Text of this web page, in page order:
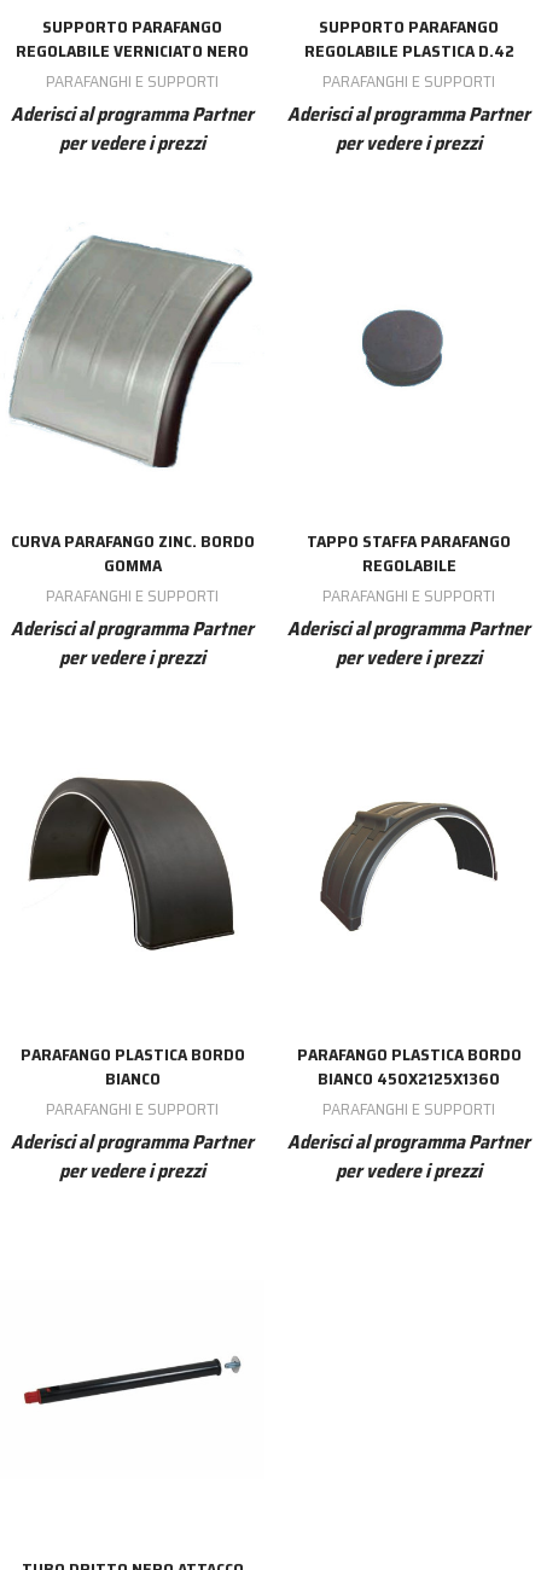
SUPPORTO PARAFANGO
REGOLABILE VERNICIATO NERO
PARAFANGHI E SUPPORTI
Aderisci al programma Partner
per vedere i prezzi
SUPPORTO PARAFANGO
REGOLABILE PLASTICA D.42
PARAFANGHI E SUPPORTI
Aderisci al programma Partner
per vedere i prezzi
CURVA PARAFANGO ZINC. BORDO
GOMMA
PARAFANGHI E SUPPORTI
Aderisci al programma Partner
per vedere i prezzi
TAPPO STAFFA PARAFANGO
REGOLABILE
PARAFANGHI E SUPPORTI
Aderisci al programma Partner
per vedere i prezzi
PARAFANGO PLASTICA BORDO
BIANCO
PARAFANGHI E SUPPORTI
Aderisci al programma Partner
per vedere i prezzi
PARAFANGO PLASTICA BORDO
BIANCO 450X2125X1360
PARAFANGHI E SUPPORTI
Aderisci al programma Partner
per vedere i prezzi